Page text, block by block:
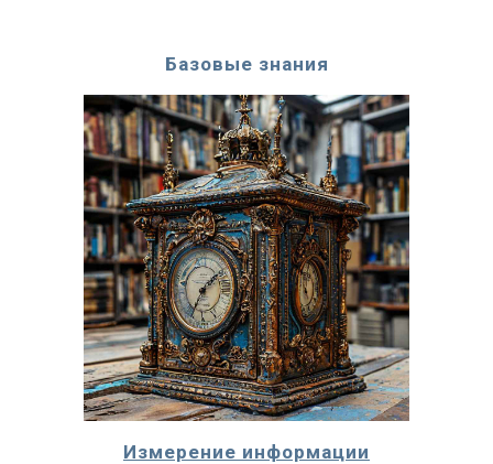
Базовые знания
Измерение информации